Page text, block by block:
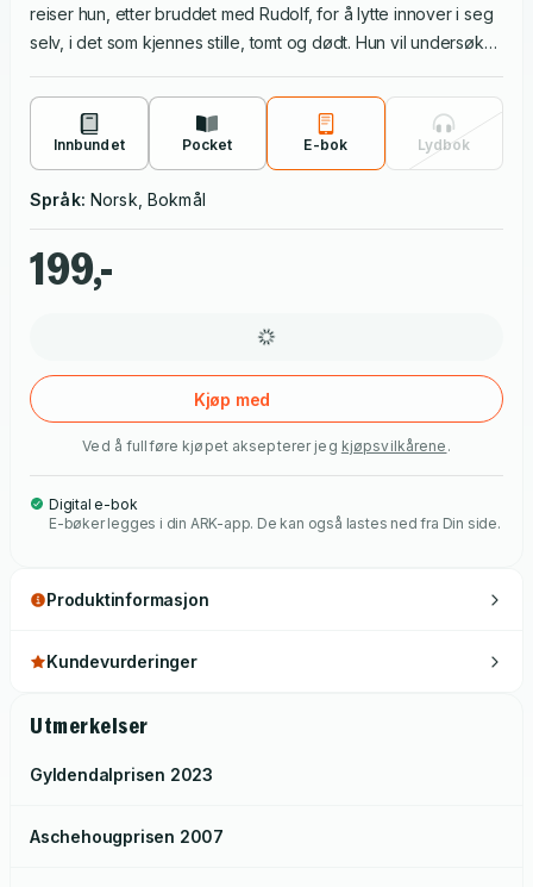
reiser hun, etter bruddet med Rudolf, for å lytte innover i seg
selv, i det som kjennes stille, tomt og dødt. Hun vil undersøke
hun pleier, men tvert imot lar være å handle, lar være å skrive.
Hvordan bli levende? Hvor kommer det levende fra? Er det
mulig å være både lett og tydelig? Hyenene er også en
seg for andre mennesker, og for det indre, yrende livet. Og
følelse, sånn at noe større, subtilt sammenhengende -
Innbundet Pocket E-bok Lydbok
Språk: Norsk, Bokmål
199,-
Kjøp med
Ved å fullføre kjøpet aksepterer jeg kjøpsvilkårene .
Digital e-bok
E-bøker legges i din ARK-app. De kan også lastes ned fra Din side.
Produktinformasjon
Kundevurderinger
Utmerkelser
Gyldendalprisen 2023
Aschehougprisen 2007